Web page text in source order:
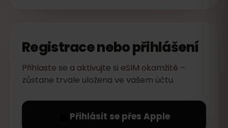
Registrace nebo přihlášení
Přihlaste se a aktivujte si eSIM okamžitě –
zůstane trvale uložena ve vašem účtu.
Přihlásit se přes Apple